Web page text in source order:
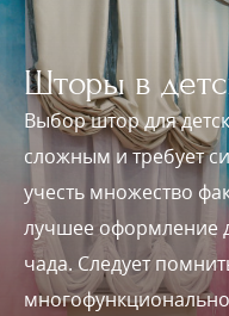
Шторы в
Выбор штор для
сложным и требует
учесть множество
лучшее оформление
чада. Следует